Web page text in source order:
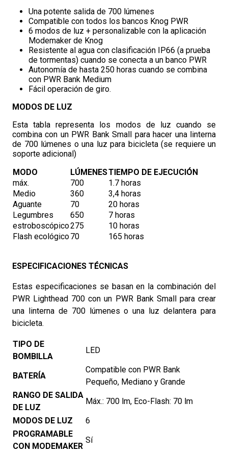
Una potente salida de 700 lúmenes
Compatible con todos los bancos Knog PWR
6 modos de luz + personalizable con la aplicación
Modemaker de Knog
Resistente al agua con clasificación IP66 (a prueba
de tormentas) cuando se conecta a un banco PWR
Autonomía de hasta 250 horas cuando se combina
con PWR Bank Medium
Fácil operación de giro.
MODOS DE LUZ
Esta tabla representa los modos de luz cuando se
combina con un PWR Bank Small para hacer una linterna
de 700 lúmenes o una luz para bicicleta (se requiere un
soporte adicional)
MODO
LÚMENESTIEMPO DE EJECUCIÓN
máx.
700
1.7 horas
Medio
360
3,4 horas
Aguante
70
20 horas
Legumbres
650
7 horas
estroboscópico275
10 horas
Flash ecológico70 165 horas
ESPECIFICACIONES TÉCNICAS
Estas especificaciones se basan en la combinación del
PWR Lighthead 700 con un PWR Bank Small para crear
una linterna de 700 lúmenes o una luz delantera para
bicicleta.
TIPO DE
BOMBILLA
LED
BATERÍA
Compatible con PWR Bank
Pequeño, Mediano y Grande
RANGO DE SALIDA
DE LUZ
Máx.: 700 lm, Eco-Flash: 70 lm
MODOS DE LUZ
6
PROGRAMABLE
CON MODEMAKER
Sí